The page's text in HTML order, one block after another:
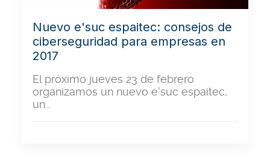
Nuevo e'suc espaitec: consejos de
ciberseguridad para empresas en
2017
El próximo jueves 23 de febrero
organizamos un nuevo e'suc espaitec,
un…